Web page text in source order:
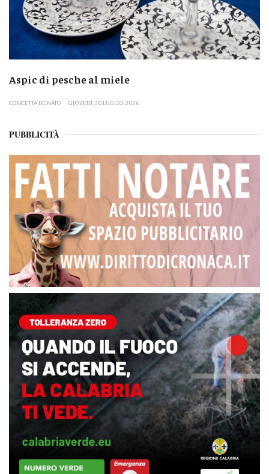
Aspic di pesche al miele
CONCETTA DONATO GIOVEDÌ 30 LUGLIO 2026
PUBBLICITÀ